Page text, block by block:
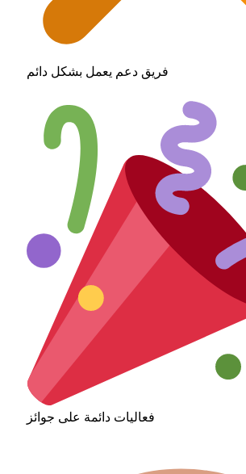
فريق دعم يعمل بشكل دائم
فعاليات دائمة على جوائز